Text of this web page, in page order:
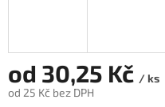
od 30,25 Kč / ks
od 25 Kč bez DPH